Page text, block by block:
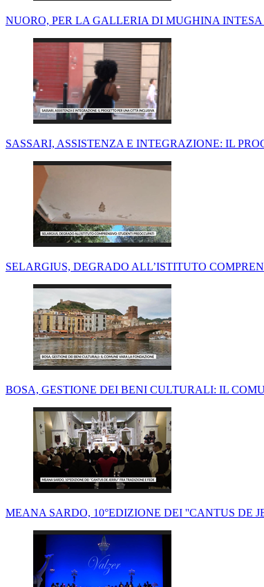
NUORO, PER LA GALLERIA DI MUGHINA
SASSARI, ASSISTENZA E INTEGRAZIONE: IL
SELARGIUS, DEGRADO ALL’ISTITUTO
BOSA, GESTIONE DEI BENI CULTURALI: IL
MEANA SARDO, 10°EDIZIONE DEI ''CANTUS DE